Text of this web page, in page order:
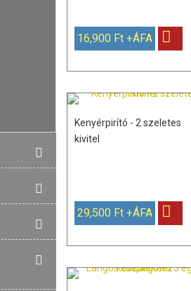
16,900 Ft +ÁFA
Kenyérpirító - 2 szeletes
kivitel
29,500 Ft +ÁFA